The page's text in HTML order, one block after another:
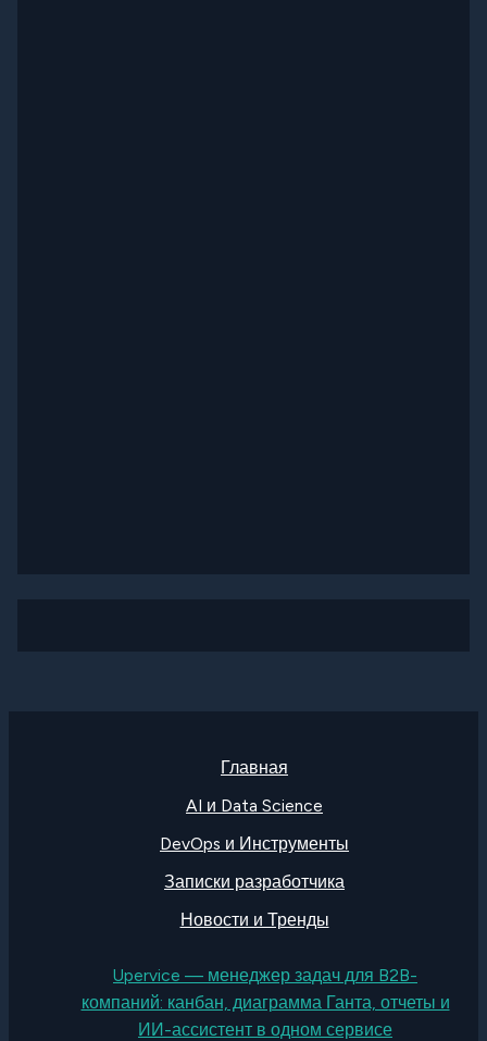
Главная
AI и Data Science
DevOps и Инструменты
Записки разработчика
Новости и Тренды
Upervice — менеджер задач для B2B-
компаний: канбан, диаграмма Ганта, отчеты и
ИИ-ассистент в одном сервисе